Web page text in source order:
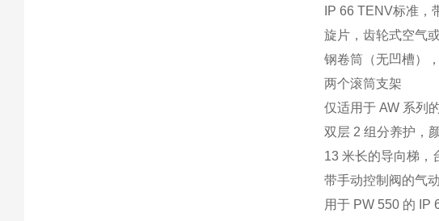
IP 66 TENV标准，
旋片，齿轮式空气
钢卷筒（无凹槽）
两个滚筒支架
仅适用于 AW 系列
双层 2 组分养护，
13 米长的导向梯，
带手动控制阀的气
用于 PW 550 的 IP